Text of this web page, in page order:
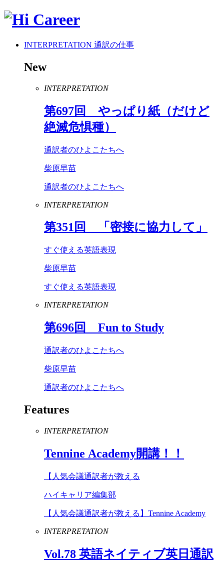
INTERPRETATION 通訳の仕事
New
INTERPRETATION
第697回 やっぱり紙（だけど
絶滅危惧種）
通訳者のひよこたちへ
柴原早苗
通訳者のひよこたちへ
INTERPRETATION
第351回 「密接に協力して」
すぐ使える英語表現
柴原早苗
すぐ使える英語表現
INTERPRETATION
第696回 Fun to Study
通訳者のひよこたちへ
柴原早苗
通訳者のひよこたちへ
Features
INTERPRETATION
Tennine Academy開講！！
【人気会議通訳者が教える
ハイキャリア編集部
【人気会議通訳者が教える】Tennine Academy
INTERPRETATION
Vol.78 英語ネイティブ英日通訳